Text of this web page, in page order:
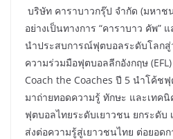
บริษัท คาราบาวกรุ๊ป จำกัด (มหา
อย่างเป็นทางการ “คาราบาว คัพ”
นำประสบการณ์ฟุตบอลระดับโลกสู่
ความร่วมมือฟุตบอลลีกอังกฤษ
Coach the Coaches ปี 5 นำโค้ช
มาถ่ายทอดความรู้ ทักษะ และเทค
ฟุตบอลไทยระดับเยาวชน ยกระดับ
ส่งต่อความรู้สู่เยาวชนไทย ต่อยอด